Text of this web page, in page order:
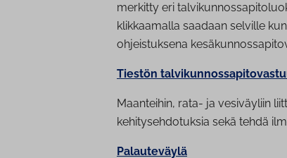
merkitty eri
klikkaamalla saadaan selville
ohjeistuksena
Tiestön
Maanteihin, rata- ja vesiväyliin
kehitysehdotuksia sekä tehdä
Palauteväylä